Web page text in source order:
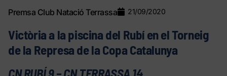
Premsa Club Natació Terrassa 21/09/2020
Victòria a la piscina del Rubí en el Torneig
de la Represa de la Copa Catalunya
CN RUBÍ 9 – CN TERRASSA 14